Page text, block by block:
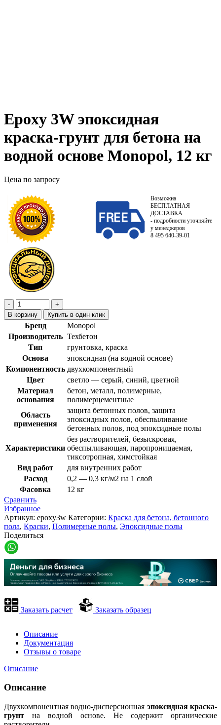
Epoxy 3W эпоксидная
краска-грунт для бетона на
водной основе Monopol, 12 кг
Цена по запросу
Возможна
БЕСПЛАТНАЯ
ДОСТАВКА
- подробности уточняйте
у менеджеров
8 495 640-39-01
В корзину Купить в один клик
Бренд
Monopol
Производитель Техбетон
Тип
грунтовка, краска
Основа
эпоксидная (на водной основе)
Компонентность двухкомпонентный
Цвет
светло — серый, синий, цветной
Материал
основания
бетон, металл, полимерные,
полимерцементные
Область
применения
защита бетонных полов, защита
эпоксидных полов, обеспыливание
бетонных полов, под эпоксидные полы
Характеристики
без растворителей, безыскровая,
обеспыливающая, паропроницаемая,
тиксотропная, химстойкая
Вид работ
для внутренних работ
Расход
0,2 — 0,3 кг/м2 на 1 слой
Фасовка
12 кг
Сравнить
Избранное
Артикул: epoxy3w Категории: Краска для бетона, бетонного
пола, Краски, Полимерные полы, Эпоксидные полы
Поделиться
Заказать расчет Заказать образец
Описание
Документация
Отзывы о товаре
Описание
Описание
Двухкомпонентная водно-дисперсионная эпоксидная краска-
грунт на водной основе. Не содержит органические